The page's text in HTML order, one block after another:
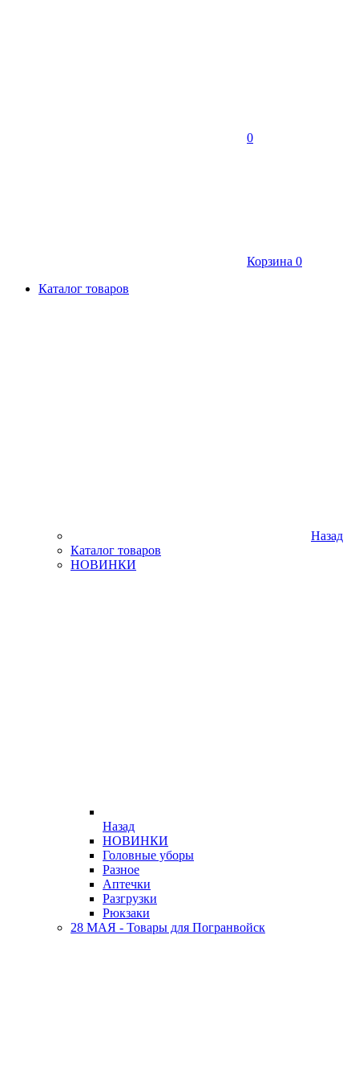
0
Корзина 0
Каталог товаров
Назад
Каталог товаров
НОВИНКИ
Назад
НОВИНКИ
Головные уборы
Разное
Аптечки
Разгрузки
Рюкзаки
28 МАЯ - Товары для Погранвойск